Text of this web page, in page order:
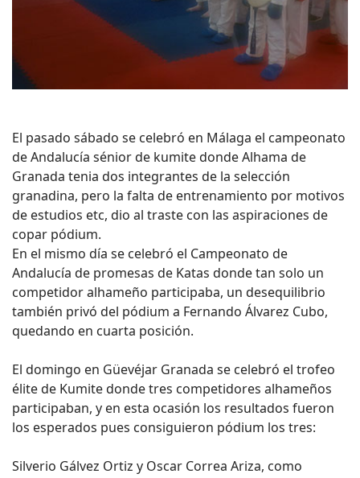
El pasado sábado se celebró en Málaga el campeonato
de Andalucía sénior de kumite donde Alhama de
Granada tenia dos integrantes de la selección
granadina, pero la falta de entrenamiento por motivos
de estudios etc, dio al traste con las aspiraciones de
copar pódium.
En el mismo día se celebró el Campeonato de
Andalucía de promesas de Katas donde tan solo un
competidor alhameño participaba, un desequilibrio
también privó del pódium a Fernando Álvarez Cubo,
quedando en cuarta posición.
El domingo en Güevéjar Granada se celebró el trofeo
élite de Kumite donde tres competidores alhameños
participaban, y en esta ocasión los resultados fueron
los esperados pues consiguieron pódium los tres:
Silverio Gálvez Ortiz y Oscar Correa Ariza, como